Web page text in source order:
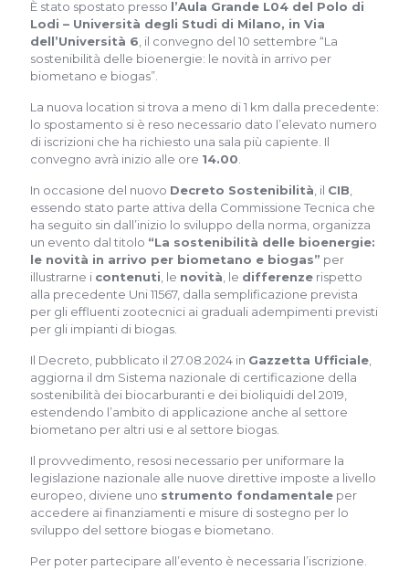
È stato spostato presso l’Aula Grande L04 del Polo di
Lodi – Università degli Studi di Milano, in Via
dell’Università 6, il convegno del 10 settembre “La
sostenibilità delle bioenergie: le novità in arrivo per
biometano e biogas”.
La nuova location si trova a meno di 1 km dalla precedente:
lo spostamento si è reso necessario dato l’elevato numero
di iscrizioni che ha richiesto una sala più capiente. Il
convegno avrà inizio alle ore 14.00.
In occasione del nuovo Decreto Sostenibilità, il CIB,
essendo stato parte attiva della Commissione Tecnica che
ha seguito sin dall’inizio lo sviluppo della norma, organizza
un evento dal titolo “La sostenibilità delle bioenergie:
le novità in arrivo per biometano e biogas” per
illustrarne i contenuti, le novità, le differenze rispetto
alla precedente Uni 11567, dalla semplificazione prevista
per gli effluenti zootecnici ai graduali adempimenti previsti
per gli impianti di biogas.
Il Decreto, pubblicato il 27.08.2024 in Gazzetta Ufficiale,
aggiorna il dm Sistema nazionale di certificazione della
sostenibilità dei biocarburanti e dei bioliquidi del 2019,
estendendo l’ambito di applicazione anche al settore
biometano per altri usi e al settore biogas.
Il provvedimento, resosi necessario per uniformare la
legislazione nazionale alle nuove direttive imposte a livello
europeo, diviene uno strumento fondamentale per
accedere ai finanziamenti e misure di sostegno per lo
sviluppo del settore biogas e biometano.
Per poter partecipare all’evento è necessaria l’iscrizione.